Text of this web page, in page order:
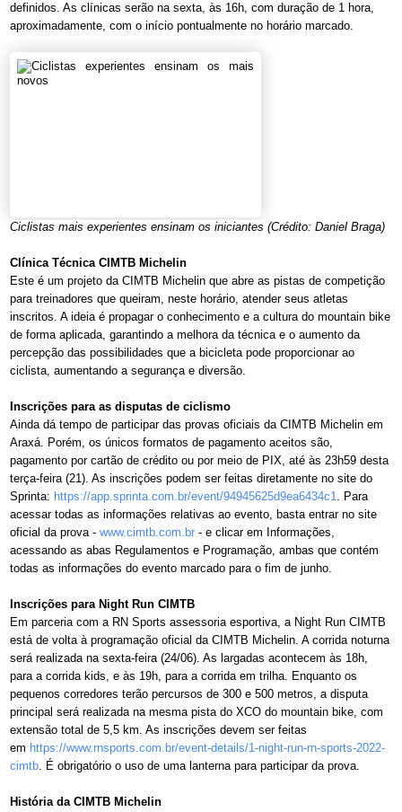
definidos. As clínicas serão na sexta, às 16h, com duração de 1 hora,
aproximadamente, com o início pontualmente no horário marcado.
Ciclistas mais experientes ensinam os iniciantes (Crédito: Daniel Braga)
Clínica Técnica CIMTB Michelin
Este é um projeto da CIMTB Michelin que abre as pistas de competição
para treinadores que queiram, neste horário, atender seus atletas
inscritos. A ideia é propagar o conhecimento e a cultura do mountain bike
de forma aplicada, garantindo a melhora da técnica e o aumento da
percepção das possibilidades que a bicicleta pode proporcionar ao
ciclista, aumentando a segurança e diversão.
Inscrições para as disputas de ciclismo
Ainda dá tempo de participar das provas oficiais da CIMTB Michelin em
Araxá. Porém, os únicos formatos de pagamento aceitos são,
pagamento por cartão de crédito ou por meio de PIX, até às 23h59 desta
terça-feira (21). As inscrições podem ser feitas diretamente no site do
Sprinta: https://app.sprinta.com.br/event/94945625d9ea6434c1. Para
acessar todas as informações relativas ao evento, basta entrar no site
oficial da prova - www.cimtb.com.br - e clicar em Informações,
acessando as abas Regulamentos e Programação, ambas que contém
todas as informações do evento marcado para o fim de junho.
Inscrições para Night Run CIMTB
Em parceria com a RN Sports assessoria esportiva, a Night Run CIMTB
está de volta à programação oficial da CIMTB Michelin. A corrida noturna
será realizada na sexta-feira (24/06). As largadas acontecem às 18h,
para a corrida kids, e às 19h, para a corrida em trilha. Enquanto os
pequenos corredores terão percursos de 300 e 500 metros, a disputa
principal será realizada na mesma pista do XCO do mountain bike, com
extensão total de 5,5 km. As inscrições devem ser feitas
em https://www.rnsports.com.br/event-details/1-night-run-rn-sports-2022-
cimtb. É obrigatório o uso de uma lanterna para participar da prova.
História da CIMTB Michelin